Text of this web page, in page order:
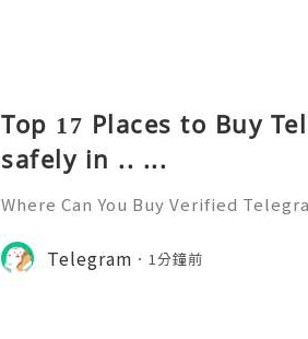
Top 17 Places to Buy
safely in .. ...
Where Can You Buy Verified
p to a multifaceted platform for
and community
Telegram 1分鐘前